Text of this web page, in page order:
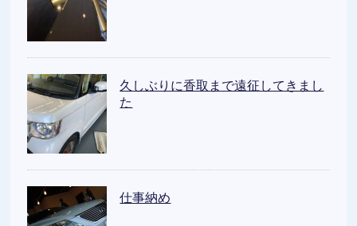
久しぶりに香取まで遠征してきまし
た
仕事納め